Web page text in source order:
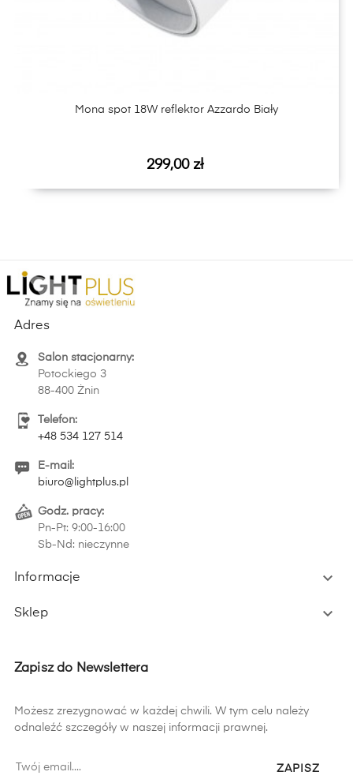
Mona spot 18W reflektor Azzardo Biały
Cena
299,00 zł
Adres
Salon stacjonarny:
Potockiego 3
88-400 Żnin
Telefon:
+48 534 127 514
E-mail:
biuro@lightplus.pl
Godz. pracy:
Pn-Pt: 9:00-16:00
Sb-Nd: nieczynne
Informacje 
Sklep 
Zapisz do Newslettera
Możesz zrezygnować w każdej chwili. W tym celu należy
odnaleźć szczegóły w naszej informacji prawnej.
ZAPISZ